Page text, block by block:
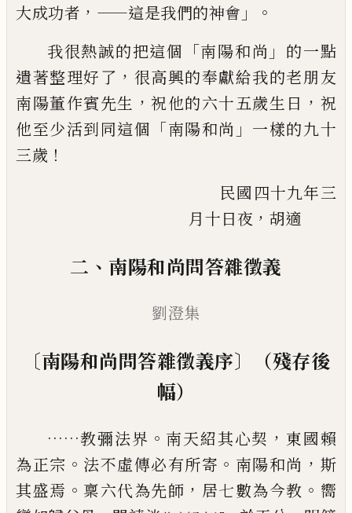
大成功者 ，——這是我們的神會 」。
我很熱誠的把這個 「南陽和尚 」 的一點
遺著整理好了 ， 很高興的奉獻給我的老朋友
南陽董作賓先生 ，祝他的六十五歲生日 ， 祝
他至少活到同這個 「南陽和尚 」 一樣的九十
三歲 ！
民國四十九年三
月十日夜 ， 胡適
二 、 南陽和尚問答雜徵義
劉澄集
〔南陽和尚問答雜徵義序〕
（殘存後
幅）
……教彌法界 。 南天紹其心契 ， 東國賴
為正宗 。 法不虛傳必有所寄 。 南陽和尚 ， 斯
其盛焉 。 稟六代為先師 ， 居七數為今教 。 嚮